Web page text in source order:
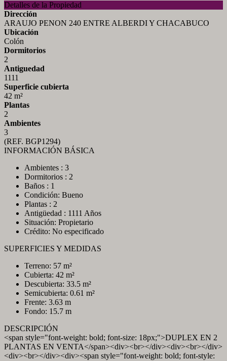
Detalles de la Propiedad
Dirección
ARAUJO PENON 240 ENTRE ALBERDI Y CHACABUCO
Ubicación
Colón
Dormitorios
2
Antiguedad
1111
Superficie cubierta
42 m²
Plantas
2
Ambientes
3
(REF. BGP1294)
INFORMACIÓN BÁSICA
Ambientes : 3
Dormitorios : 2
Baños : 1
Condición: Bueno
Plantas : 2
Antigüedad : 1111 Años
Situación: Propietario
Crédito: No especificado
SUPERFICIES Y MEDIDAS
Terreno: 57 m²
Cubierta: 42 m²
Descubierta: 33.5 m²
Semicubierta: 0.61 m²
Frente: 3.63 m
Fondo: 15.7 m
DESCRIPCIÓN
<span style="font-weight: bold; font-size: 18px;">DUPLEX EN 2
PLANTAS EN VENTA</span><div><br></div><div><br></div>
<div><br></div><div><span style="font-weight: bold; font-style: